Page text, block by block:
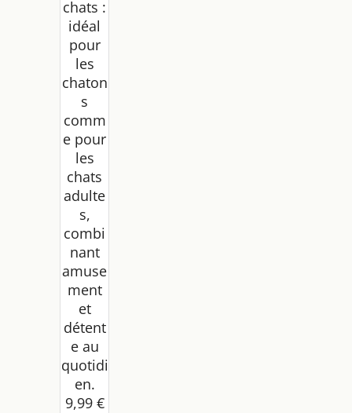
chats :
idéal
pour
les
chaton
s
comm
e pour
les
chats
adulte
s,
combi
nant
amuse
ment
et
détent
e au
quotidi
en.
9,99 €